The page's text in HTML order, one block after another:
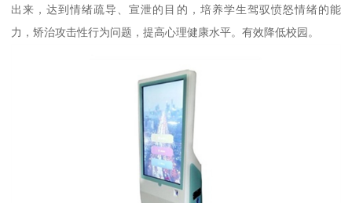
出来，达到情绪疏导、宣泄的目的，培养学生驾驭愤怒情绪的能
力，矫治攻击性行为问题，提高心理健康水平。有效降低校园。